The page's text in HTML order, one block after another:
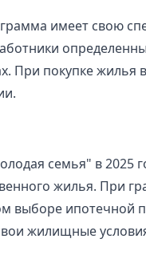
имеет свою
При покупке жилья
семья" в 2025
жилья. При
выборе ипотечной
жилищные